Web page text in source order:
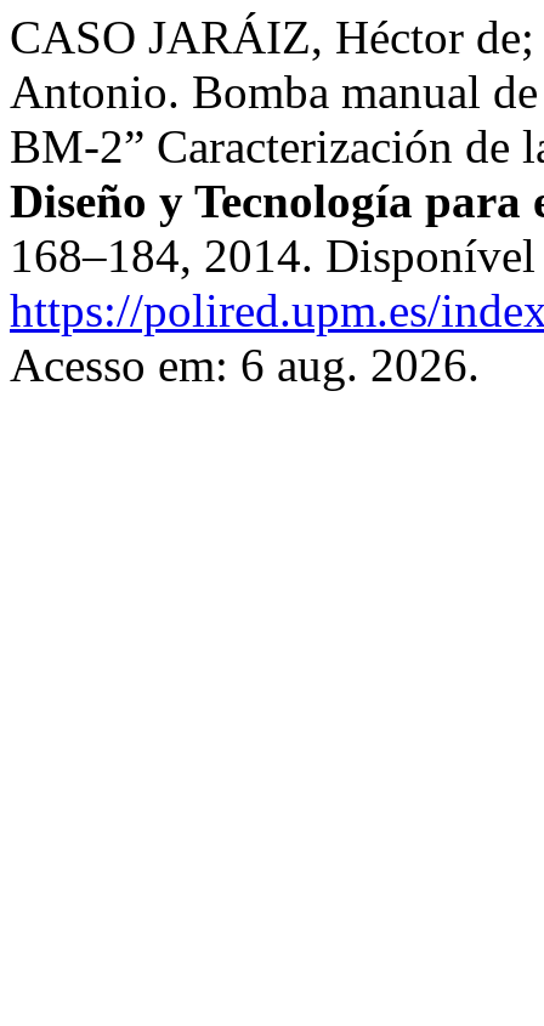
CASO JARÁIZ, Héctor
Antonio. Bomba manual
BM-2” Caracterización de
Diseño y Tecnología para
168–184, 2014.
https://polired.upm.es/
Acesso em: 6 aug. 2026.